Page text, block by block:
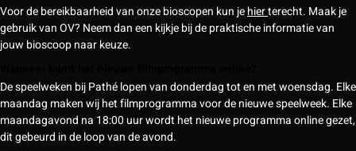
Voor de bereikbaarheid van onze bioscopen kun jehierterecht. Maak je
gebruik van OV? Neem dan een kijkje bij de praktische informatie van
jouw bioscoop naar keuze.
De speelweken bij Pathé lopen van donderdag tot en met woensdag. Elke
maandag maken wij het filmprogramma voor de nieuwe speelweek. Elke
maandagavond na 18:00 uur wordt het nieuwe programma online gezet,
dit gebeurd in de loop van de avond.